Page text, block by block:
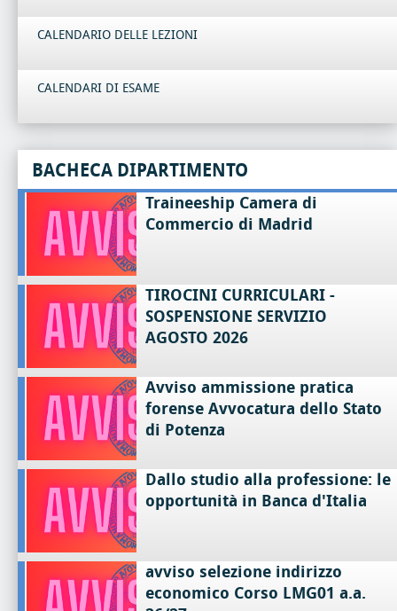
CALENDARIO DELLE LEZIONI
CALENDARI DI ESAME
BACHECA DIPARTIMENTO
Traineeship Camera di
Commercio di Madrid
TIROCINI CURRICULARI -
SOSPENSIONE SERVIZIO
AGOSTO 2026
Avviso ammissione pratica
forense Avvocatura dello Stato
di Potenza
Dallo studio alla professione: le
opportunità in Banca d'Italia
avviso selezione indirizzo
economico Corso LMG01 a.a.